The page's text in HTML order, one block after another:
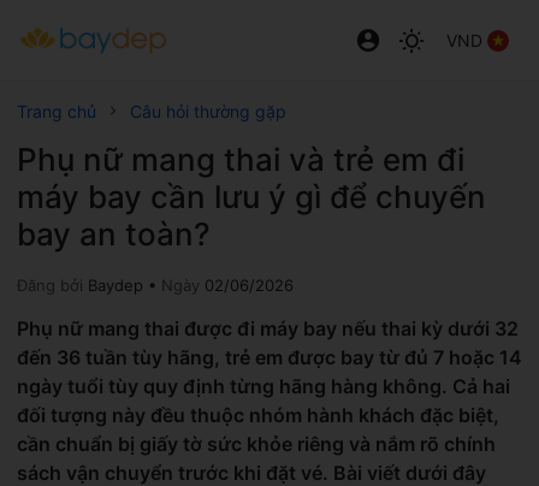
VND
Trang chủ Câu hỏi thường gặp
Phụ nữ mang thai và trẻ em đi
máy bay cần lưu ý gì để chuyến
bay an toàn?
Đăng bởi Baydep • Ngày 02/06/2026
Phụ nữ mang thai được đi máy bay nếu thai kỳ dưới 32
đến 36 tuần tùy hãng, trẻ em được bay từ đủ 7 hoặc 14
ngày tuổi tùy quy định từng hãng hàng không. Cả hai
đối tượng này đều thuộc nhóm hành khách đặc biệt,
cần chuẩn bị giấy tờ sức khỏe riêng và nắm rõ chính
sách vận chuyển trước khi đặt vé. Bài viết dưới đây